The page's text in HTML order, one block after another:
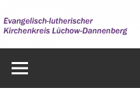
Inhalt
springen
im